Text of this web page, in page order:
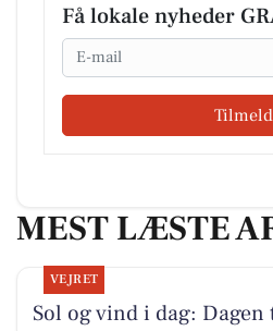
Få lokale nyheder
Email
Tilmeld
MEST LÆSTE
VEJRET
Sol og vind i dag: Dagen